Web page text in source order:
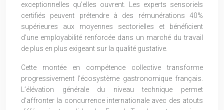
exceptionnelles qu’elles ouvrent. Les experts sensoriels
certifiés peuvent prétendre à des rémunérations 40%
supérieures aux moyennes sectorielles et bénéficient
d’une employabilité renforcée dans un marché du travail
de plus en plus exigeant sur la qualité gustative.
Cette montée en compétence collective transforme
progressivement l’écosystème gastronomique français.
L’élévation générale du niveau technique permet
d’affronter la concurrence internationale avec des atouts